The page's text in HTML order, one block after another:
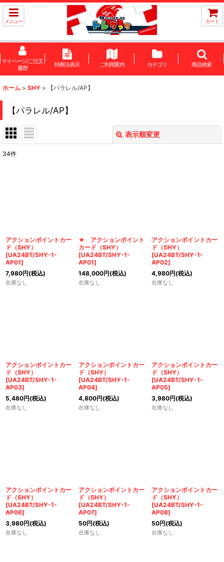
メニュー カート
マイページ/ご注文
履歴
特商法表示 ご利用案内 カテゴリ 商品検索
ホーム > SHY > 【パラレル/AP】
【パラレル/AP】
表示順変更
絞り込む
34件
アクションポイントカー
ド（SHY）
[UA24BT/SHY-1-
AP01]
7,980円(税込)
在庫なし
★ アクションポイント
カード（SHY）
[UA24BT/SHY-1-
AP01]
148,000円(税込)
在庫なし
アクションポイントカー
ド（SHY）
[UA24BT/SHY-1-
AP02]
4,980円(税込)
在庫なし
アクションポイントカー
ド（SHY）
[UA24BT/SHY-1-
AP03]
5,480円(税込)
在庫なし
アクションポイントカー
ド（SHY）
[UA24BT/SHY-1-
AP04]
4,800円(税込)
在庫なし
アクションポイントカー
ド（SHY）
[UA24BT/SHY-1-
AP05]
3,980円(税込)
在庫なし
アクションポイントカー
ド（SHY）
[UA24BT/SHY-1-
AP06]
3,980円(税込)
在庫なし
アクションポイントカー
ド（SHY）
[UA24BT/SHY-1-
AP07]
50円(税込)
在庫なし
アクションポイントカー
ド（SHY）
[UA24BT/SHY-1-
AP08]
50円(税込)
在庫なし